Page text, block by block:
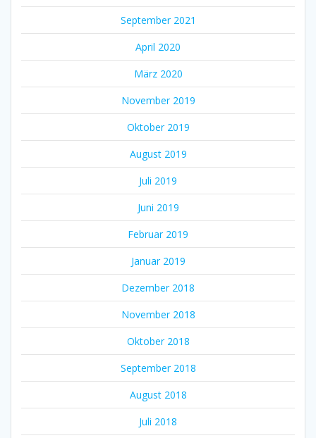
September 2021
April 2020
März 2020
November 2019
Oktober 2019
August 2019
Juli 2019
Juni 2019
Februar 2019
Januar 2019
Dezember 2018
November 2018
Oktober 2018
September 2018
August 2018
Juli 2018